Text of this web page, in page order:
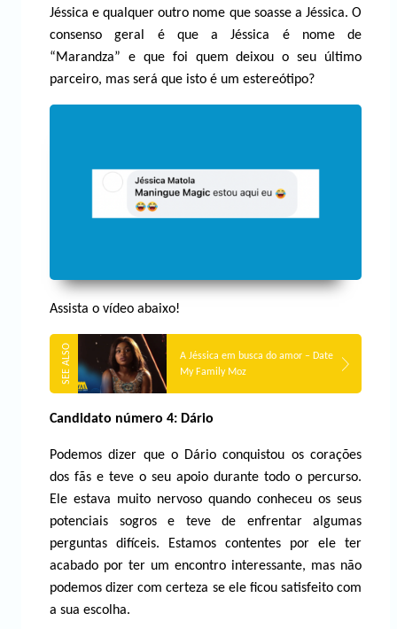
Jéssica e qualquer outro nome que soasse a Jéssica. O
consenso geral é que a Jéssica é nome de
“Marandza” e que foi quem deixou o seu último
parceiro, mas será que isto é um estereótipo?
Assista o vídeo abaixo!
A Jéssica em busca do amor – Date
My Family Moz
Candidato número 4: Dário
Podemos dizer que o Dário conquistou os corações
dos fãs e teve o seu apoio durante todo o percurso.
Ele estava muito nervoso quando conheceu os seus
potenciais sogros e teve de enfrentar algumas
perguntas difíceis. Estamos contentes por ele ter
acabado por ter um encontro interessante, mas não
podemos dizer com certeza se ele ficou satisfeito com
a sua escolha.